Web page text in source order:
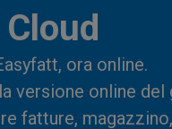
ora online.
versione online
fatture,